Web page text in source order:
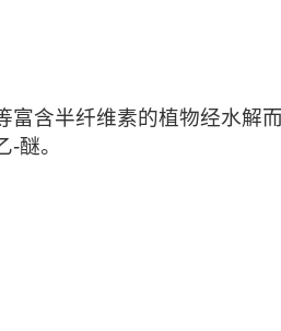
含半纤维素的植物经水解
醚。